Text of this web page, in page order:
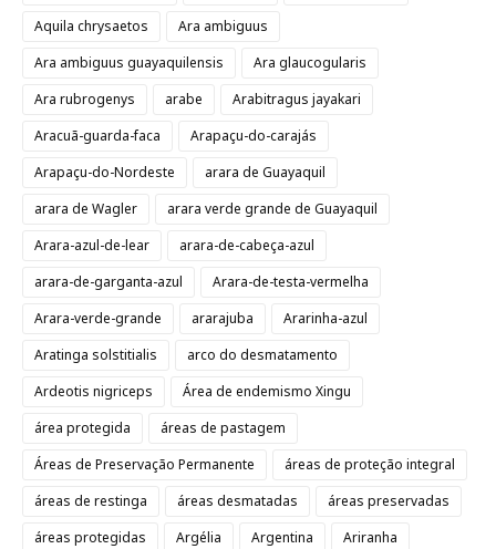
Aquila chrysaetos
Ara ambiguus
Ara ambiguus guayaquilensis
Ara glaucogularis
Ara rubrogenys
arabe
Arabitragus jayakari
Aracuã-guarda-faca
Arapaçu-do-carajás
Arapaçu-do-Nordeste
arara de Guayaquil
arara de Wagler
arara verde grande de Guayaquil
Arara-azul-de-lear
arara-de-cabeça-azul
arara-de-garganta-azul
Arara-de-testa-vermelha
Arara-verde-grande
ararajuba
Ararinha-azul
Aratinga solstitialis
arco do desmatamento
Ardeotis nigriceps
Área de endemismo Xingu
área protegida
áreas de pastagem
Áreas de Preservação Permanente
áreas de proteção integral
áreas de restinga
áreas desmatadas
áreas preservadas
áreas protegidas
Argélia Argentina Ariranha